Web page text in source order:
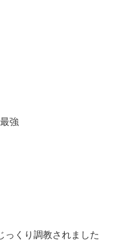
強
くり調教されました